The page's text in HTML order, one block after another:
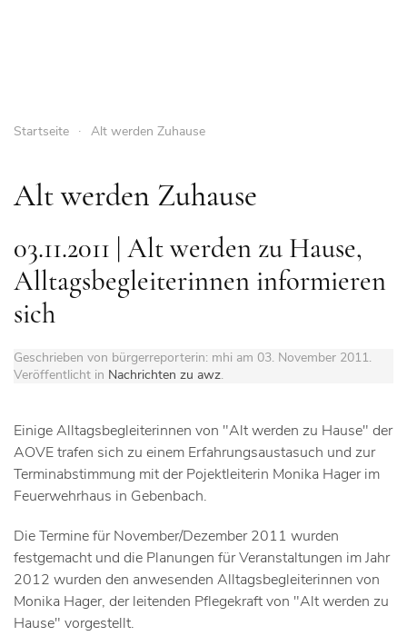
Startseite Alt werden Zuhause
Alt werden Zuhause
03.11.2011 | Alt werden zu Hause,
Alltagsbegleiterinnen informieren
sich
Geschrieben von bürgerreporterin: mhi am 03. November 2011.
Veröffentlicht in Nachrichten zu awz.
Einige Alltagsbegleiterinnen von "Alt werden zu Hause" der
AOVE trafen sich zu einem Erfahrungsaustasuch und zur
Terminabstimmung mit der Pojektleiterin Monika Hager im
Feuerwehrhaus in Gebenbach.
Die Termine für November/Dezember 2011 wurden
festgemacht und die Planungen für Veranstaltungen im Jahr
2012 wurden den anwesenden Alltagsbegleiterinnen von
Monika Hager, der leitenden Pflegekraft von "Alt werden zu
Hause" vorgestellt.